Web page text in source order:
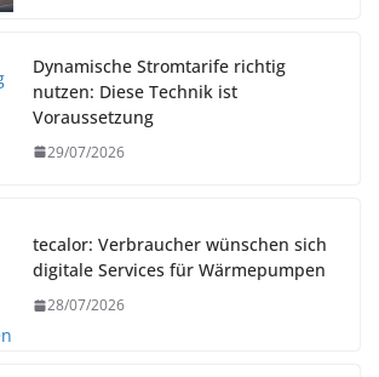
Dynamische Stromtarife richtig
nutzen: Diese Technik ist
Voraussetzung
29/07/2026
tecalor: Verbraucher wünschen sich
digitale Services für Wärmepumpen
28/07/2026